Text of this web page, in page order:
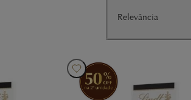
Relevância